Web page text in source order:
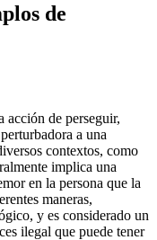
de
acción de perseguir,
a una
contextos, como
implica una
en la persona que la
maneras,
y es considerado un
ilegal que puede tener